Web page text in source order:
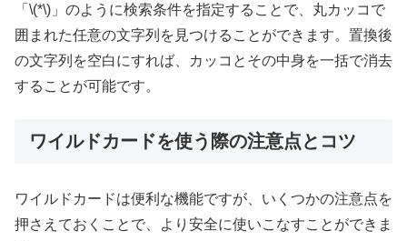
「\(*\)」のように検索条件を指定することで、丸カッコで
囲まれた任意の文字列を見つけることができます。置換後
の文字列を空白にすれば、カッコとその中身を一括で消去
することが可能です。
ワイルドカードを使う際の注意点とコツ
ワイルドカードは便利な機能ですが、いくつかの注意点を
押さえておくことで、より安全に使いこなすことができま